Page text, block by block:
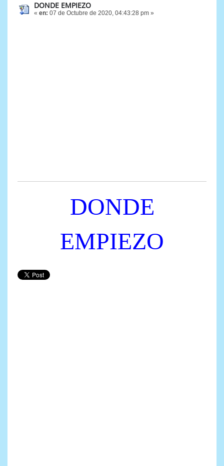
DONDE EMPIEZO
« en: 07 de Octubre de 2020, 04:43:28 pm »
DONDE
EMPIEZO